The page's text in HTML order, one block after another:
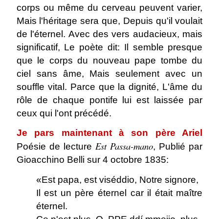
corps ou même du cerveau peuvent varier,
Mais l'héritage sera que, Depuis qu'il voulait
de l'éternel. Avec des vers audacieux, mais
significatif, Le poète dit: Il semble presque
que le corps du nouveau pape tombe du
ciel sans âme, Mais seulement avec un
souffle vital. Parce que la dignité, L'âme du
rôle de chaque pontife lui est laissée par
ceux qui l'ont précédé.
Je pars maintenant à son père Ariel
Poésie de lecture Est Passa-mano, Publié par
Gioacchino Belli sur 4 octobre 1835:
«Est papa, est viséddio, Notre signore,
Il est un père éternel car il était maître
éternel.